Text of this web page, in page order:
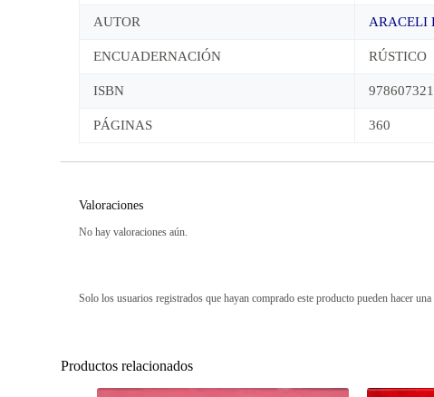
AUTOR ARACELI
ENCUADERNACIÓN RÚSTICO
ISBN
PÁGINAS 360
Valoraciones
No hay valoraciones aún.
Solo los usuarios registrados que hayan comprado este producto pueden hacer una
Productos relacionados